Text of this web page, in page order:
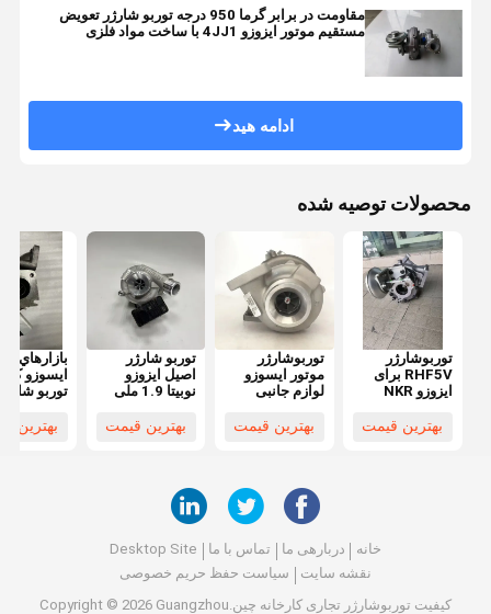
مقاومت در برابر گرما 950 درجه توربو شارژر تعویض
مستقیم موتور ایزوزو 4JJ1 با ساخت مواد فلزی
ادامه هید
محصولات توصیه شده
توربوشارژر
RHF5V برای
ایزوزو NKR
قطعات مقاوم در
برابر حرارت
بهترین قیمت
توربوشارژر
موتور ایسوزو
لوازم جانبی
19015847
8980830412
بهترین قیمت
توربو شارژر
اصیل ایزوزو
نوبیتا 1.9 ملی
سوپر شارژر
بهترین قیمت
بازارهاي
ايسوزو
توربو
0068
بهترین
خانه دربارهی ما تماس با ما
Desktop Site
نقشه سایت
سیاست حفظ حریم خصوصی
کیفیت توربوشارژر تجاری
کارخانه چین.Copyright © 2026 Guangzhou